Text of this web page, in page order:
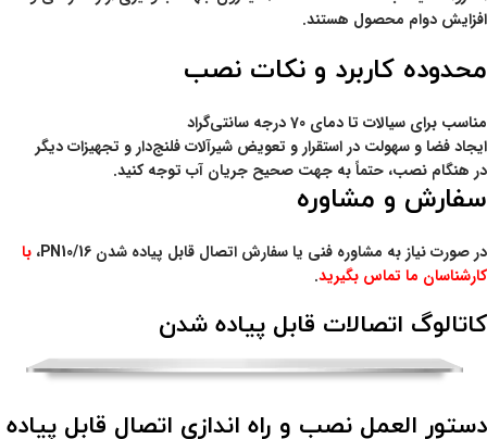
افزایش دوام محصول هستند.
محدوده کاربرد و نکات نصب
مناسب برای سیالات تا دمای 70 درجه سانتی‌گراد
ایجاد فضا و سهولت در استقرار و تعویض شیرآلات فلنج‌دار و تجهیزات دیگر
در هنگام نصب، حتماً به جهت صحیح جریان آب توجه کنید.
سفارش و مشاوره
در صورت نیاز به مشاوره فنی یا سفارش اتصال قابل پیاده شدن PN10/16،
با
کارشناسان ما تماس بگیرید.
کاتالوگ اتصالات قابل پیاده شدن
دستور العمل نصب و راه اندازی اتصال قابل پیاده